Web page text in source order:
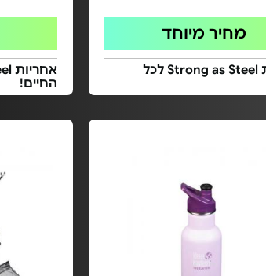
מחיר מיוחד
אחריות Strong as Steel לכל
החיים!